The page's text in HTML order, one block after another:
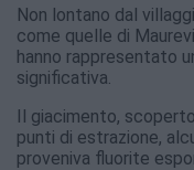
Non lontano dal
come quelle di
hanno rappresentato
significativa.
Il giacimento,
punti di estrazione,
proveniva fluorite